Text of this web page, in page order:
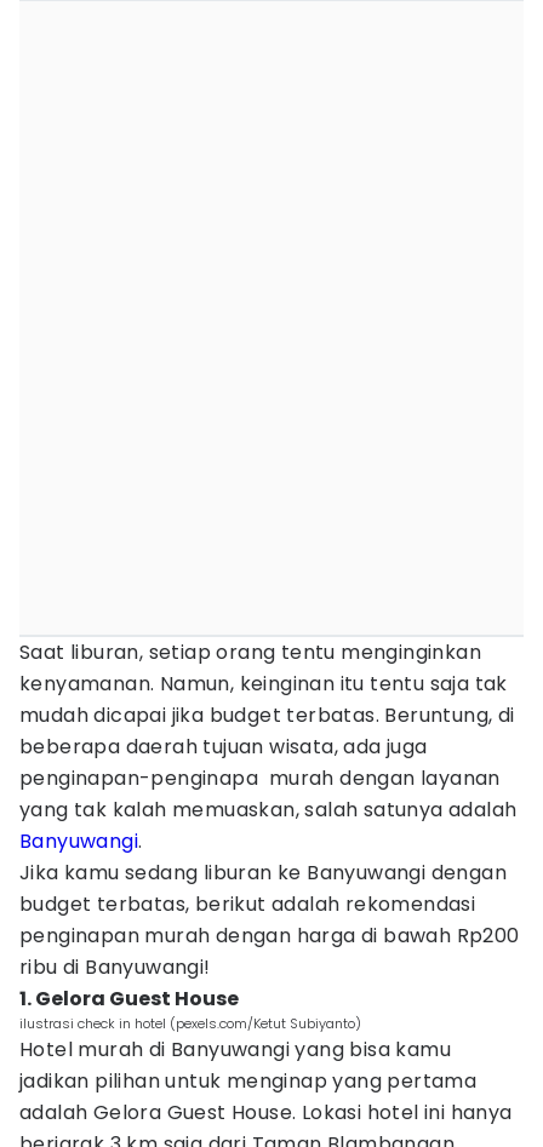
Saat liburan, setiap orang tentu menginginkan
kenyamanan. Namun, keinginan itu tentu saja tak
mudah dicapai jika budget terbatas. Beruntung, di
beberapa daerah tujuan wisata, ada juga
penginapan-penginapa murah dengan layanan
yang tak kalah memuaskan, salah satunya adalah
Banyuwangi.
Jika kamu sedang liburan ke Banyuwangi dengan
budget terbatas, berikut adalah rekomendasi
penginapan murah dengan harga di bawah Rp200
ribu di Banyuwangi!
1. Gelora Guest House
ilustrasi check in hotel (pexels.com/Ketut Subiyanto)
Hotel murah di Banyuwangi yang bisa kamu
jadikan pilihan untuk menginap yang pertama
adalah Gelora Guest House. Lokasi hotel ini hanya